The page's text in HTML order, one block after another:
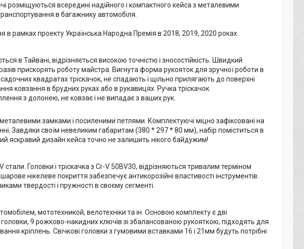
розміщуються всередині надійного і компактного кейса з металевими
в багажнику автомобіля.
рамках проекту Українська Народна Премія в 2018, 2019, 2020 роках.
в Тайвані, відрізняється високою точністю і зносостійкість. Швидкий
прискорять роботу майстра. Вигнута форма рукояток для зручної роботи в
квадратах тріскачок, не спадають і щільно прилягають до поверхні
ковзання в брудних руках або в рукавицях. Ручка тріскачок
з долонею, не ковзає і не випадає з ваших рук.
замками і посиленими петлями. Комплектуючі міцно зафіксовані на
Завдяки своїм невеликим габаритам (380 * 297 * 80 мм), набір поміститься в
яскравий дизайн кейса точно не залишить нікого байдужим!
стали. Головки і тріскачка з Cr-V 50BV30, відрізняються тривалим терміном
нікелеве покриття забезпечує антикорозійні властивості інструментів.
твердості і пружності в своєму сегменті.
мототехникой, велотехніки та ін. Основою комплекту є дві
9 рожково-накидних ключів зі збалансованою рукояткою, підходять для
кріплень. Свічкові головки з гумовими вставками 16 і 21мм будуть потрібні